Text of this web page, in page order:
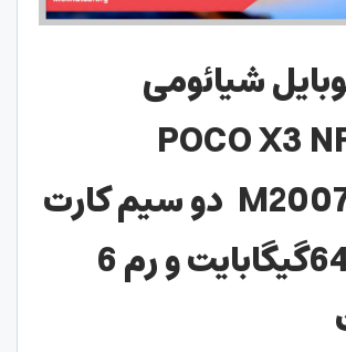
شیائومی
POCO X3
دو سیم‌ کارت
ظرفیت 64گیگابایت و رم 6